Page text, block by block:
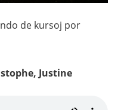
de kursoj por
Justine